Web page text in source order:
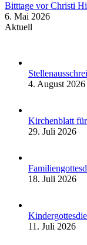
Bitttage vor Christi
6. Mai 2026
Aktuell
4. August 2026
Kirchenblatt
29. Juli 2026
18. Juli 2026
11. Juli 2026